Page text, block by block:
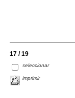
17 / 19
seleccionar
imprimir